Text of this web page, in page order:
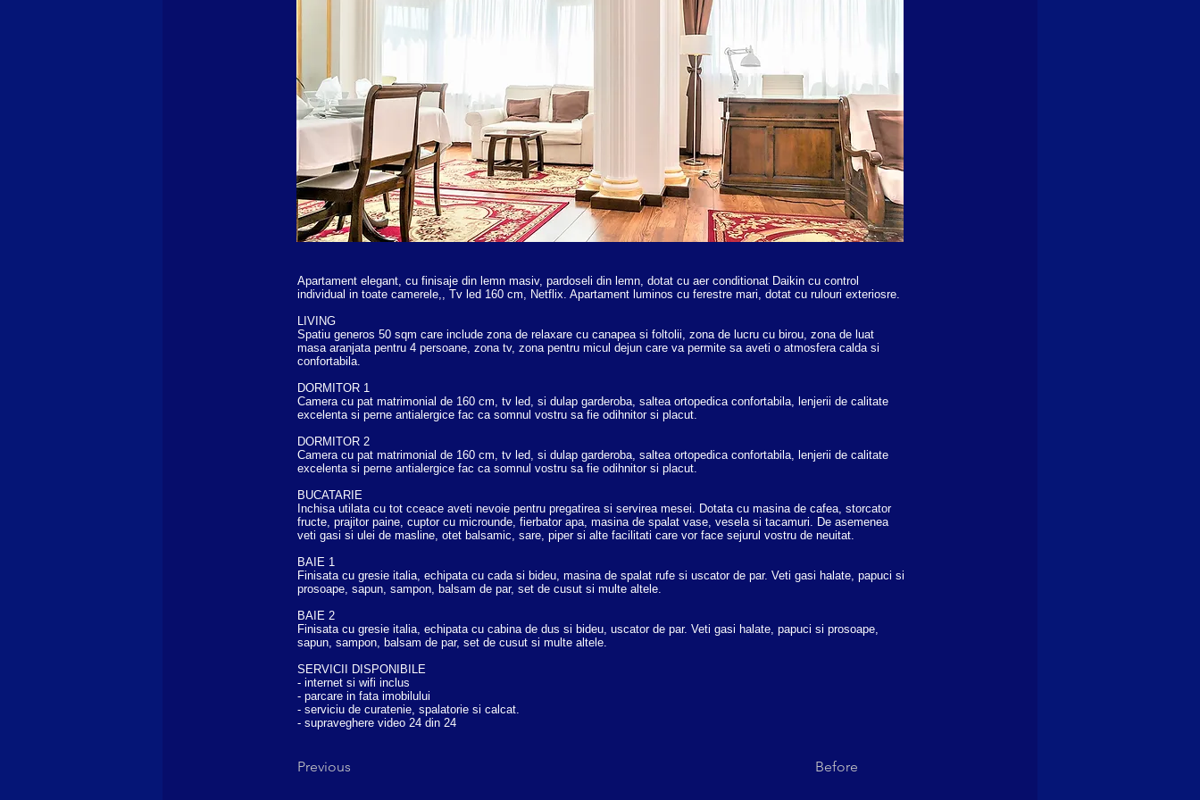
Apartament elegant, cu finisaje din lemn masiv, pardoseli din lemn, dotat cu aer conditionat Daikin cu control
individual in toate camerele,, Tv led 160 cm, Netflix. Apartament luminos cu ferestre mari, dotat cu rulouri exteriosre.
LIVING
Spatiu generos 50 sqm care include zona de relaxare cu canapea si foltolii, zona de lucru cu birou, zona de luat
masa aranjata pentru 4 persoane, zona tv, zona pentru micul dejun care va permite sa aveti o atmosfera calda si
confortabila.
DORMITOR 1
Camera cu pat matrimonial de 160 cm, tv led, si dulap garderoba, saltea ortopedica confortabila, lenjerii de calitate
excelenta si perne antialergice fac ca somnul vostru sa fie odihnitor si placut.
DORMITOR 2
Camera cu pat matrimonial de 160 cm, tv led, si dulap garderoba, saltea ortopedica confortabila, lenjerii de calitate
excelenta si perne antialergice fac ca somnul vostru sa fie odihnitor si placut.
BUCATARIE
Inchisa utilata cu tot cceace aveti nevoie pentru pregatirea si servirea mesei. Dotata cu masina de cafea, storcator
fructe, prajitor paine, cuptor cu microunde, fierbator apa, masina de spalat vase, vesela si tacamuri. De asemenea
veti gasi si ulei de masline, otet balsamic, sare, piper si alte facilitati care vor face sejurul vostru de neuitat.
BAIE 1
Finisata cu gresie italia, echipata cu cada si bideu, masina de spalat rufe si uscator de par. Veti gasi halate, papuci si
prosoape, sapun, sampon, balsam de par, set de cusut si multe altele.
BAIE 2
Finisata cu gresie italia, echipata cu cabina de dus si bideu, uscator de par. Veti gasi halate, papuci si prosoape,
sapun, sampon, balsam de par, set de cusut si multe altele.
SERVICII DISPONIBILE
- internet si wifi inclus
- parcare in fata imobilului
- serviciu de curatenie, spalatorie si calcat.
- supraveghere video 24 din 24
Previous Before